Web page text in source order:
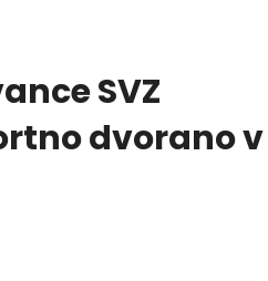
SVZ
dvorano v